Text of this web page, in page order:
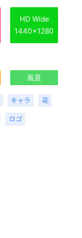
HD Wide
1440x1280
風景
キャラ 花
ロゴ